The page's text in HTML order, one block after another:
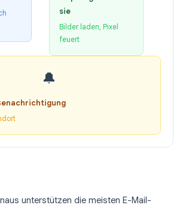
sie
Bilder laden, Pixel
feuert
🔔
unterstützen die meisten E-Mail-